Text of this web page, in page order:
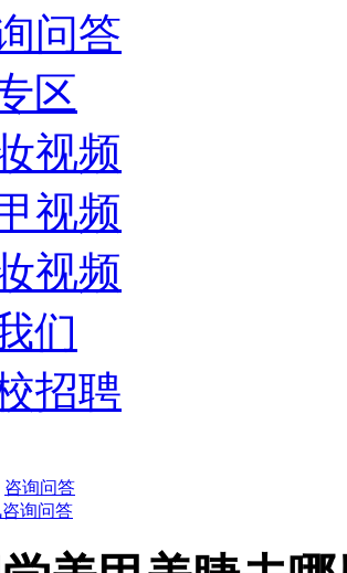
问答
区
视频
视频
视频
们
招聘
咨询问答
咨询问答